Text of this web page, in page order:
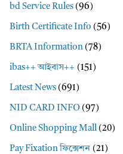
bd Service Rules (96)
Birth Certificate Info (56)
BRTA Information (78)
ibas++ আইবাস++ (151)
Latest News (691)
NID CARD INFO (97)
Online Shopping Mall (20)
Pay Fixation ফিক্সেশন (21)